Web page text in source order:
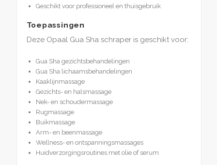
Geschikt voor professioneel en thuisgebruik
Toepassingen
Deze Opaal Gua Sha schraper is geschikt voor:
Gua Sha gezichtsbehandelingen
Gua Sha lichaamsbehandelingen
Kaaklijnmassage
Gezichts- en halsmassage
Nek- en schoudermassage
Rugmassage
Buikmassage
Arm- en beenmassage
Wellness- en ontspanningsmassages
Huidverzorgingsroutines met olie of serum